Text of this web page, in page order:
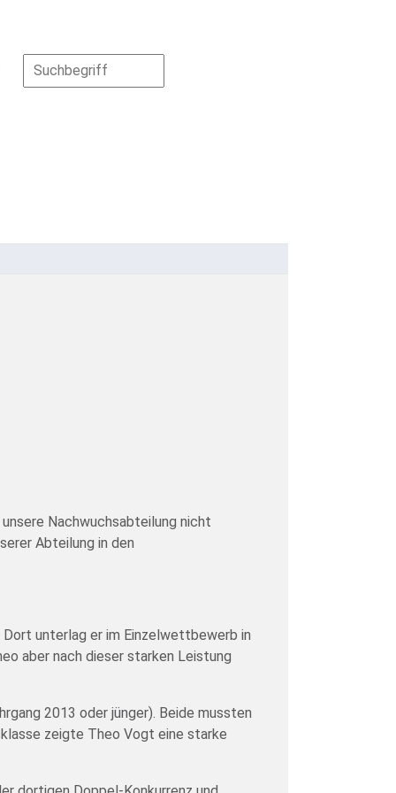
Nachwuchsabteilung nicht
Abteilung in den
unterlag er im Einzelwettbewerb in
aber nach dieser starken Leistung
2013 oder jünger). Beide mussten
zeigte Theo Vogt eine starke